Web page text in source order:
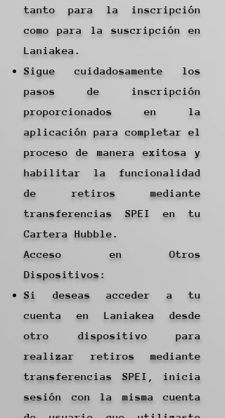
tanto para la inscripción
como para la suscripción en
Laniakea.
Sigue cuidadosamente los
pasos de inscripción
proporcionados en la
aplicación para completar el
proceso de manera exitosa y
habilitar la funcionalidad
de retiros mediante
transferencias SPEI en tu
Cartera Hubble.
Acceso en Otros
Dispositivos:
Si deseas acceder a tu
cuenta en Laniakea desde
otro dispositivo para
realizar retiros mediante
transferencias SPEI, inicia
sesión con la misma cuenta